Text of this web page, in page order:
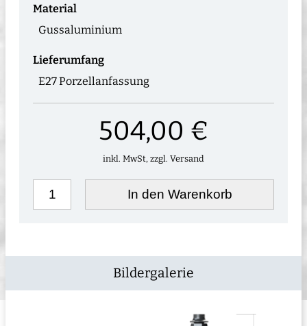
Material
Gussaluminium
Lieferumfang
E27 Porzellanfassung
504,00 €
inkl. MwSt, zzgl. Versand
In den Warenkorb
Bildergalerie